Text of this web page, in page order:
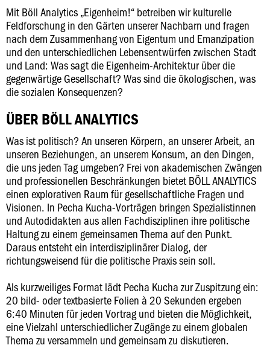
Mit Böll Analytics „Eigenheim!“ betreiben wir kulturelle
Feldforschung in den Gärten unserer Nachbarn und fragen
nach dem Zusammenhang von Eigentum und Emanzipation
und den unterschiedlichen Lebensentwürfen zwischen Stadt
und Land: Was sagt die Eigenheim-Architektur über die
gegenwärtige Gesellschaft? Was sind die ökologischen, was
die sozialen Konsequenzen?
ÜBER BÖLL ANALYTICS
Was ist politisch? An unseren Körpern, an unserer Arbeit, an
unseren Beziehungen, an unserem Konsum, an den Dingen,
die uns jeden Tag umgeben? Frei von akademischen Zwängen
und professionellen Beschränkungen bietet BÖLL ANALYTICS
einen explorativen Raum für gesellschaftliche Fragen und
Visionen. In Pecha Kucha-Vorträgen bringen Spezialistinnen
und Autodidakten aus allen Fachdisziplinen ihre politische
Haltung zu einem gemeinsamen Thema auf den Punkt.
Daraus entsteht ein interdisziplinärer Dialog, der
richtungsweisend für die politische Praxis sein soll.
Als kurzweiliges Format lädt Pecha Kucha zur Zuspitzung ein:
20 bild- oder textbasierte Folien à 20 Sekunden ergeben
6:40 Minuten für jeden Vortrag und bieten die Möglichkeit,
eine Vielzahl unterschiedlicher Zugänge zu einem globalen
Thema zu versammeln und gemeinsam zu diskutieren.